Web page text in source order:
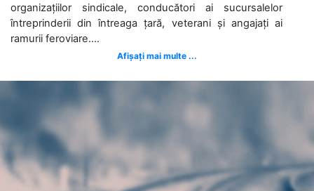
organizațiilor sindicale, conducători ai sucursalelor
întreprinderii din întreaga țară, veterani și angajați ai
ramurii feroviare....
Afișați mai multe ...